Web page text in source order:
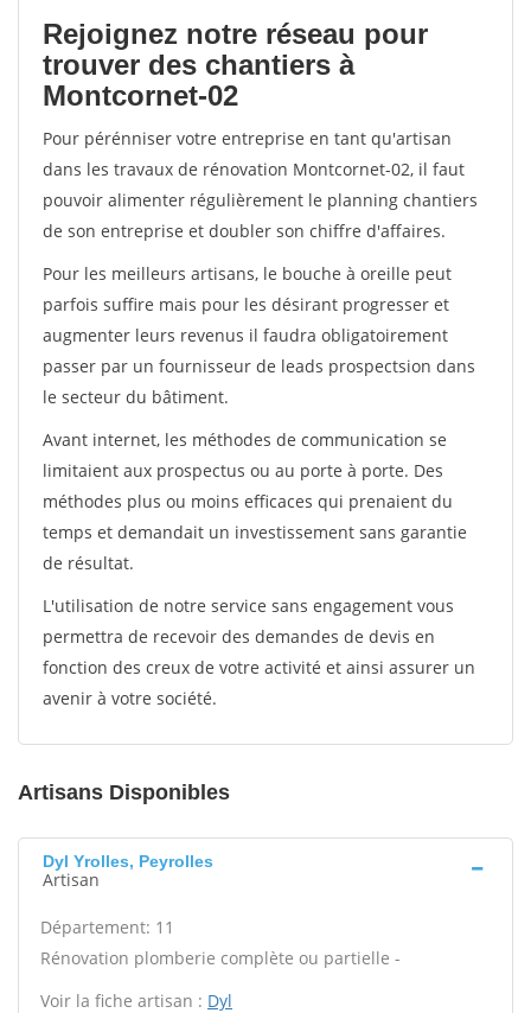
Rejoignez notre réseau pour
trouver des chantiers à
Montcornet-02
Pour pérénniser votre entreprise en tant qu'artisan
dans les travaux de rénovation Montcornet-02, il faut
pouvoir alimenter régulièrement le planning chantiers
de son entreprise et doubler son chiffre d'affaires.
Pour les meilleurs artisans, le bouche à oreille peut
parfois suffire mais pour les désirant progresser et
augmenter leurs revenus il faudra obligatoirement
passer par un fournisseur de leads prospectsion dans
le secteur du bâtiment.
Avant internet, les méthodes de communication se
limitaient aux prospectus ou au porte à porte. Des
méthodes plus ou moins efficaces qui prenaient du
temps et demandait un investissement sans garantie
de résultat.
L'utilisation de notre service sans engagement vous
permettra de recevoir des demandes de devis en
fonction des creux de votre activité et ainsi assurer un
avenir à votre société.
Artisans Disponibles
Dyl Yrolles, Peyrolles
Artisan
Département: 11
Rénovation plomberie complète ou partielle -
Voir la fiche artisan : Dyl